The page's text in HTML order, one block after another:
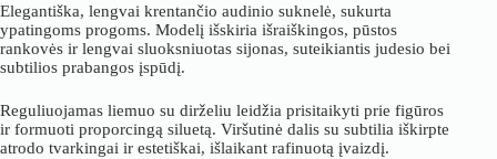
was:
69.00 €.
is:
55.00 €.
Elegantiška, lengvai krentančio audinio suknelė, sukurta
ypatingoms progoms. Modelį išskiria išraiškingos, pūstos
rankovės ir lengvai sluoksniuotas sijonas, suteikiantis judesio bei
subtilios prabangos įspūdį.
Reguliuojamas liemuo su dirželiu leidžia prisitaikyti prie figūros
ir formuoti proporcingą siluetą. Viršutinė dalis su subtilia iškirpte
atrodo tvarkingai ir estetiškai, išlaikant rafinuotą įvaizdį.